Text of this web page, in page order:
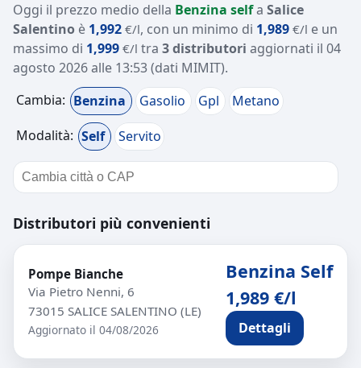
Oggi il prezzo medio della Benzina selfa Salice
Salentino è 1,992 €/l, con un minimo di 1,989 €/l e un
massimo di 1,999 €/l tra 3 distributori aggiornati il 04
agosto 2026 alle 13:53(dati MIMIT).
Cambia: Benzina Gasolio Gpl
Metano
Modalità: Self Servito
Distributori più convenienti
Pompe Bianche
Via Pietro Nenni, 6
73015 SALICE SALENTINO (LE)
Aggiornato il 04/08/2026
Benzina Self
1,989 €/l
Dettagli